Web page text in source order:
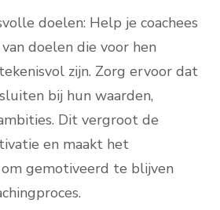
doelen: Help je coachees
doelen die voor hen
zijn. Zorg ervoor dat
bij hun waarden,
Dit vergroot de
en maakt het
gemotiveerd te blijven